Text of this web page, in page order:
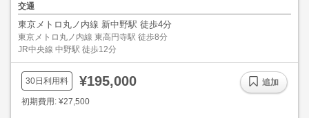
交通
東京メトロ丸ノ内線 新中野駅 徒歩4分
東京メトロ丸ノ内線 東高円寺駅 徒歩8分
JR中央線 中野駅 徒歩12分
30日利用料 ¥195,000
初期費用: ¥27,500
追加